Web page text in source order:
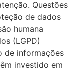
Questões
de dados
humana
(LGPD)
de informações
investido em